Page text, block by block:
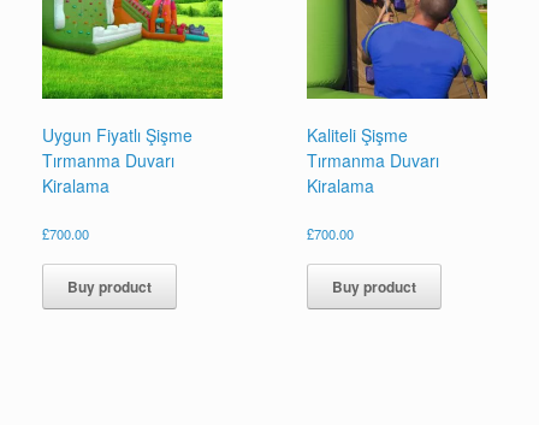
Uygun Fiyatlı Şişme
Tırmanma Duvarı
Kiralama
£700.00
Buy product
Kaliteli Şişme
Tırmanma Duvarı
Kiralama
£700.00
Buy product